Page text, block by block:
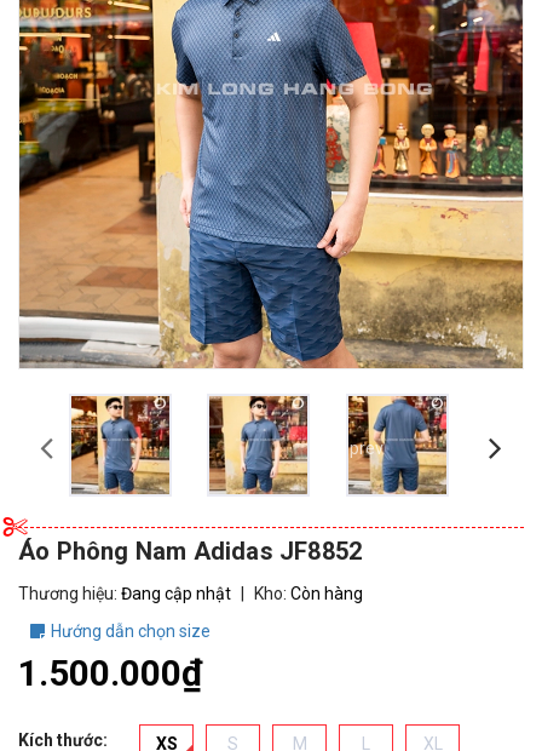
prev
Áo Phông Nam Adidas JF8852
Thương hiệu: Đang cập nhật Kho: Còn hàng
Hướng dẫn chọn size
1.500.000₫
Kích thước: XS S M XL